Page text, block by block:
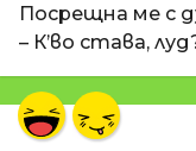
Посрещна ме с
– К’во става,